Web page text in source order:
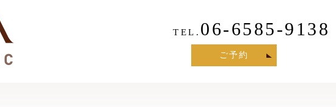
TEL. 06-6585-9138
ご予約